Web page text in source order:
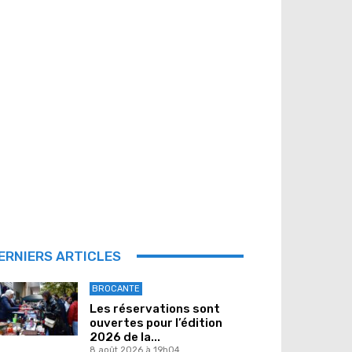
ARTICLES
BROCANTE
Les réservations sont
ouvertes pour l’édition
2026 de la...
8 août 2026 à 19h04